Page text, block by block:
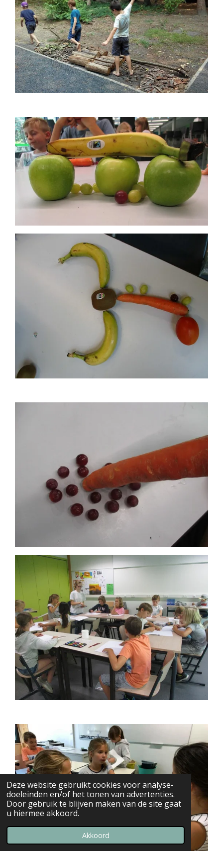
Deze website gebruikt cookies voor analyse-
doeleinden en/of het tonen van advertenties.
Door gebruik te blijven maken van de site gaat
u hiermee akkoord.
Akkoord